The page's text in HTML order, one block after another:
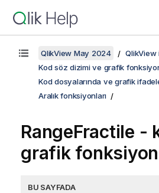
QlikView May 2024
QlikView
Kod söz dizimi ve grafik
Kod dosyalarında ve grafik
Aralık fonksiyonları
RangeFractile -
grafik
BU SAYFADA